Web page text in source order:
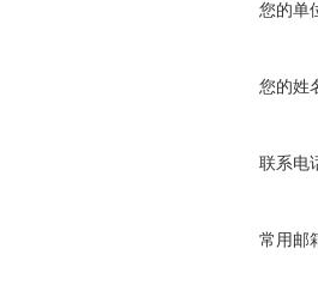
您的单
您的姓
联系电
常用邮